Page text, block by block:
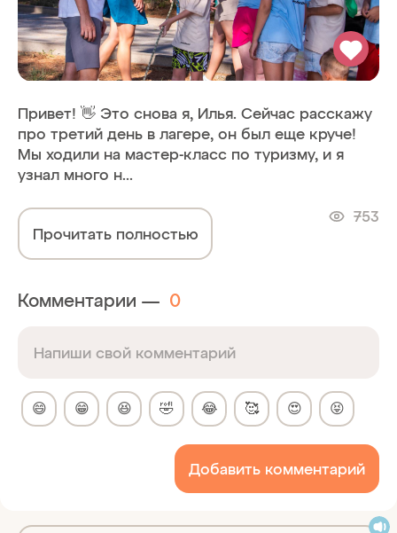
Привет! 👋 Это снова я, Илья. Сейчас расскажу
про третий день в лагере, он был еще круче!
Мы ходили на мастер-класс по туризму, и я
узнал много н...
Прочитать полностью
753
Комментарии — 0
😄 😁 😆 🤣 😂 🥰 😍 😝
Добавить комментарий